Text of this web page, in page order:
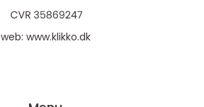
web: www.klikko.dk